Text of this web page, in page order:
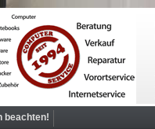
beachten!